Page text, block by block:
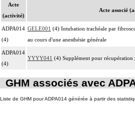
Acte
(activité)
Acte associé
ADPA014
(4)
GELE001 (4) Intubation trachéale par
au cours d'une anesthésie générale
ADPA014
(4)
YYYY041 (4) Supplément pour récupération
GHM associés avec
Liste de GHM pour ADPA014 générée à partir des